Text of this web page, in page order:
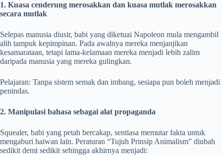
1. Kuasa cenderung merosakkan dan kuasa mutlak merosakkan
secara mutlak
Selepas manusia diusir, babi yang diketuai Napoleon mula mengambil
alih tampuk kepimpinan. Pada awalnya mereka menjanjikan
kesamarataan, tetapi lama-kelamaan mereka menjadi lebih zalim
daripada manusia yang mereka gulingkan.
Pelajaran: Tanpa sistem semak dan imbang, sesiapa pun boleh menjadi
penindas.
2. Manipulasi bahasa sebagai alat propaganda
Squealer, babi yang petah bercakap, sentiasa memutar fakta untuk
mengaburi haiwan lain. Peraturan “Tujuh Prinsip Animalism” diubah
sedikit demi sedikit sehingga akhirnya menjadi: